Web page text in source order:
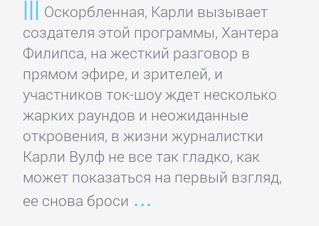
Оскорбленная, Карли вызывает
создателя этой программы, Хантера
Филипса, на жесткий разговор в
прямом эфире, и зрителей, и
участников ток-шоу ждет несколько
жарких раундов и неожиданные
откровения, в жизни журналистки
Карли Вулф не все так гладко, как
может показаться на первый взгляд,
ее снова броси
Банковское
дело
Бухучет,
налогообложение,
аудит
ВЭД